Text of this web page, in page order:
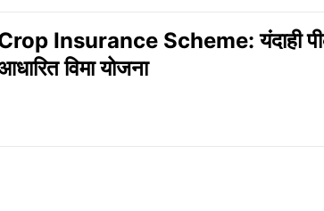
Insurance Scheme: यंदाही
विमा योजना